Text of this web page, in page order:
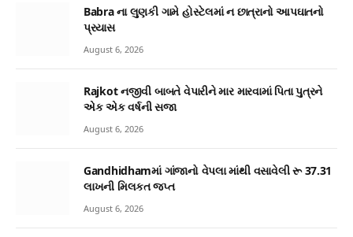
Babra ના લુણકી ગામે હોસ્ટેલમાં ન છાત્રાનો આપઘાતનો
પ્રયાસ
August 6, 2026
Rajkot નજીવી બાબતે વેપારીને માર મારવામાં પિતા પુત્રને
એક એક વર્ષની સજા
August 6, 2026
Gandhidhamમાં ગાંજાનો વેપલા માંથી વસાવેલી રૂ 37.31
લાખની મિલકત જપ્ત
August 6, 2026